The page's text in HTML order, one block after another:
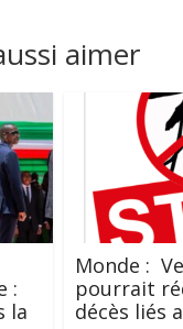
aimer
:
la
Monde :
pourrait
décès liés